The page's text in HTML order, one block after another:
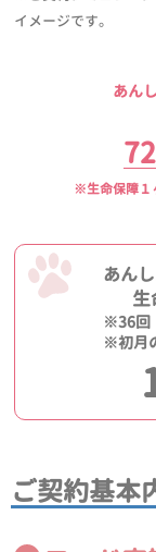
イメージです。
あん
※生命保障１
あん
生
※36回
※初月
ご契約基本